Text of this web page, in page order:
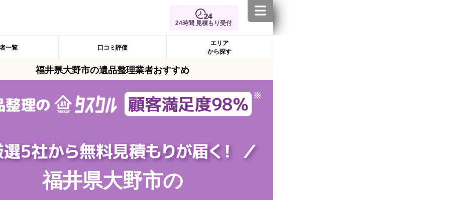
24時間 見積もり受付
一覧 口コミ評価
エリア
から探す
福井県大野市の遺品整理業者おすすめ
福井県大野市の